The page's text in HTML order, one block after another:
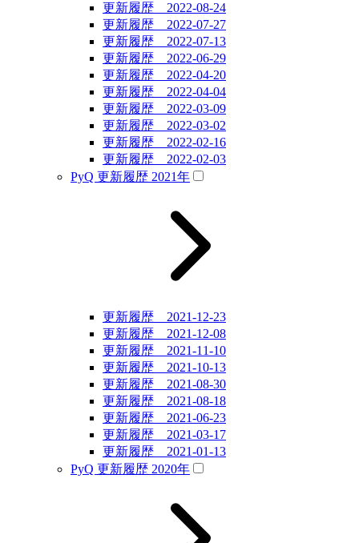
更新履歴 2022-08-24
更新履歴 2022-07-27
更新履歴 2022-07-13
更新履歴 2022-06-29
更新履歴 2022-04-20
更新履歴 2022-04-04
更新履歴 2022-03-09
更新履歴 2022-03-02
更新履歴 2022-02-16
更新履歴 2022-02-03
PyQ 更新履歴 2021年
更新履歴 2021-12-23
更新履歴 2021-12-08
更新履歴 2021-11-10
更新履歴 2021-10-13
更新履歴 2021-08-30
更新履歴 2021-08-18
更新履歴 2021-06-23
更新履歴 2021-03-17
更新履歴 2021-01-13
PyQ 更新履歴 2020年